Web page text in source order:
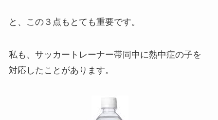
と、この３点もとても重要です。
私も、サッカートレーナー帯同中に熱中症の子を
対応したことがあります。